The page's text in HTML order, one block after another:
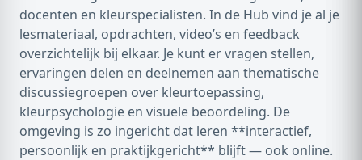
docenten en kleurspecialisten. In de Hub vind je al je
lesmateriaal, opdrachten, video’s en feedback
overzichtelijk bij elkaar. Je kunt er vragen stellen,
ervaringen delen en deelnemen aan thematische
discussiegroepen over kleurtoepassing,
kleurpsychologie en visuele beoordeling. De
omgeving is zo ingericht dat leren **interactief,
persoonlijk en praktijkgericht** blijft — ook online.